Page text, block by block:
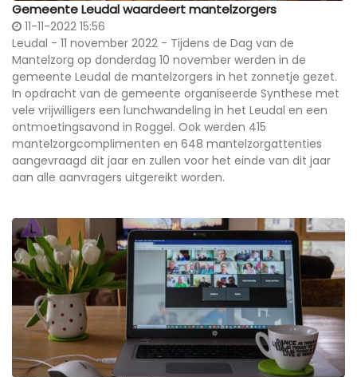
Gemeente Leudal waardeert mantelzorgers
11-11-2022 15:56
Leudal - 11 november 2022 - Tijdens de Dag van de
Mantelzorg op donderdag 10 november werden in de
gemeente Leudal de mantelzorgers in het zonnetje gezet.
In opdracht van de gemeente organiseerde Synthese met
vele vrijwilligers een lunchwandeling in het Leudal en een
ontmoetingsavond in Roggel. Ook werden 415
mantelzorgcomplimenten en 648 mantelzorgattenties
aangevraagd dit jaar en zullen voor het einde van dit jaar
aan alle aanvragers uitgereikt worden.